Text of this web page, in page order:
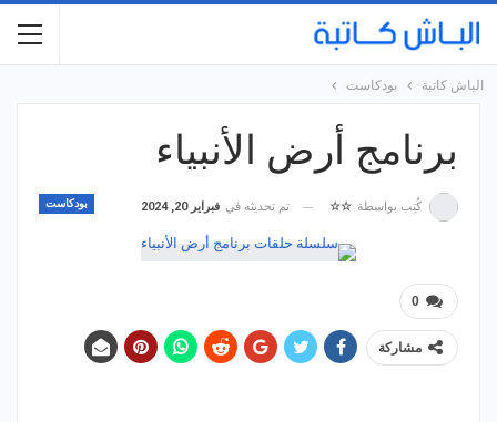
الباش كاتبة بودكاست
برنامج أرض الأنبياء
بودكاست كُتِب بواسطة ☆☆ تم تحديثه في فبراير 20, 2024
0
مشاركة